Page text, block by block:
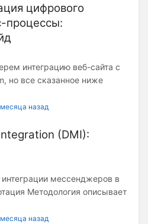
цифрового
процессы:
интеграцию веб-сайта с
но все сказанное ниже
назад
(DMI):
интеграции мессенджеров в
Методология описывает
назад